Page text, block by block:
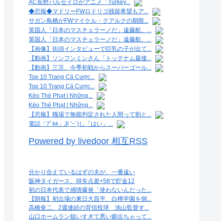
AC長野パルセイロがアニメ「Turkey...
◆悲報◆マドリーFWロドリゴ残留希望もア...
サガン鳥栖がFWマイケル・クアルクの期限...
英国人「日本のマスチェラーノだ」遠藤航、...
英国人「日本のマスチェラーノだ」遠藤航、...
【画像】街頭インタビューで巨乳の子が出て...
【動画】ソンフンミンさん「トッテナム最後...
【動画】三笘、今季初戦からスーパーゴール...
Top 10 Trang Cá Cược...
Top 10 Trang Cá Cược...
Kèo Thẻ Phạt | Những...
Kèo Thẻ Phạt | Những...
【悲報】職場で無能判定された人間って割と...
電話「ﾌﾟﾙﾙ」J( ‘ｰ`)し「はい」...
Powered by livedoor 相互RSS
分かり合えているはずの夫が、一番遠い
阪神タイガース、得失点差+58で貯金12
初の日本代表で感情爆発「使わないんだった...
【朗報】初出場の東日大昌平、白樺学園を倒...
高橋奎二、2週連続の背信投球 池山監督す...
山口ホームラン狙いすぎて悪い癖出ちゃって...